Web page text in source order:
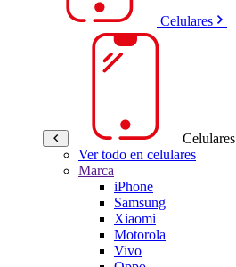
Celulares
Celulares
Ver todo en celulares
Marca
iPhone
Samsung
Xiaomi
Motorola
Vivo